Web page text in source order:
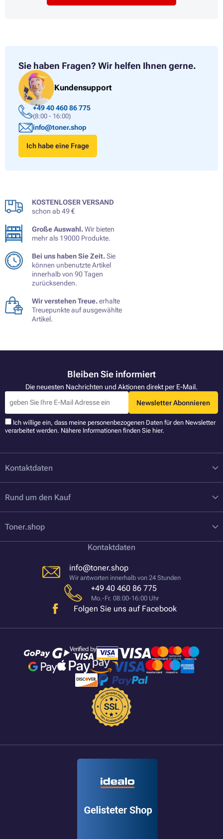
Sie haben Fragen? Wir helfen Ihnen gerne.
Kundensupport
+49 40 460 86 775
(8:00 - 16:00)
info@toner.shop
Ich habe eine Frage
KOSTENLOSER VERSAND
schon ab 49 €
Große Auswahl.Wir bieten
mehr als 19000 Produkte.
Bei uns haben Sie Zeit.Sie
können unbenutzte Artikel
innerhalb von 90 Tagen
zurücksenden.
Wir verstehen Treue.erhalte
Treuepunkte auf ausgewählte
Artikel.
Bleiben Sie informiert
Die neuesten Nachrichten und Aktionen direkt per E-Mail.
Newsletter Abonnieren
Ich willige ein, dass meine personenbezogenen Daten für den Newsletter
verarbeitet werden. Nähere Informationen finden Sie hier.
Kontaktdaten
Rund um den Kauf
Toner.shop
Kontaktdaten
info@toner.shop
Wir antworten innerhalb von 24 Stunden
+49 40 460 86 775
Mo.-Fr. 08:00-16:00 Uhr
Folgen Sie uns auf Facebook